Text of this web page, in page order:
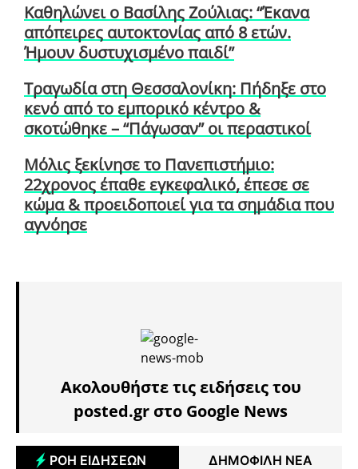
Καθηλώνει ο Βασίλης Ζούλιας: “Έκανα
απόπειρες αυτοκτονίας από 8 ετών.
Ήμουν δυστυχισμένο παιδί”
Τραγωδία στη Θεσσαλονίκη: Πήδηξε στο
κενό από το εμπορικό κέντρο &
σκοτώθηκε – “Πάγωσαν” οι περαστικοί
Μόλις ξεκίνησε το Πανεπιστήμιο:
22χρονος έπαθε εγκεφαλικό, έπεσε σε
κώμα & προειδοποιεί για τα σημάδια που
αγνόησε
Ακολουθήστε τις ειδήσεις του
posted.gr στο Google News
ΡΟΗ ΕΙΔΗΣΕΩΝ ΔΗΜΟΦΙΛΗ ΝΕΑ